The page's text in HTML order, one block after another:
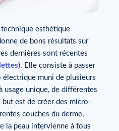
esthétique
de bons résultats sur
dernières sont récentes
). Elle consiste à passer
muni de plusieurs
unique, de différentes
but est de créer des micro-
couches du derme,
la peau intervienne à tous